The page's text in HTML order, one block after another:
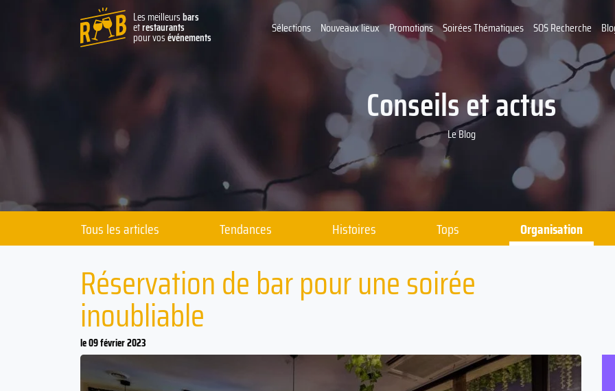
Les meilleursbars
etrestaurants
pour vosévénements
Sélections Nouveaux lieux Promotions Soirées Thématiques SOS Recherche
Conseils et actus
Le Blog
Tous les articles Tendances Histoires Tops Organisation
Réservation de bar pour une soirée
inoubliable
le 09 février 2023